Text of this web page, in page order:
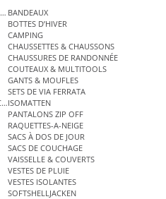
ÉTANCHES
BANDEAUX
BOTTES D’HIVER
CAMPING
CHAUSSETTES & CHAUSSONS
CHAUSSURES DE RANDONNÉE
COUTEAUX & MULTITOOLS
GANTS & MOUFLES
SETS DE VIA FERRATA
ISOMATTEN
PANTALONS ZIP OFF
RAQUETTES-A-NEIGE
SACS À DOS DE JOUR
SACS DE COUCHAGE
VAISSELLE & COUVERTS
VESTES DE PLUIE
VESTES ISOLANTES
SOFTSHELLJACKEN